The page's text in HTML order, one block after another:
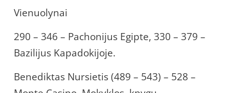
Vienuolynai
290 – 346 – Pachonijus Egipte, 330 – 379 –
Bazilijus Kapadokijoje.
Benediktas Nursietis (489 – 543) – 528 –